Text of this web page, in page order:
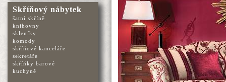
Skříňový nábytek
šatní skříně
knihovny
skleníky
komody
skříňové kanceláře
sekretáře
skříňky barové
kuchyně